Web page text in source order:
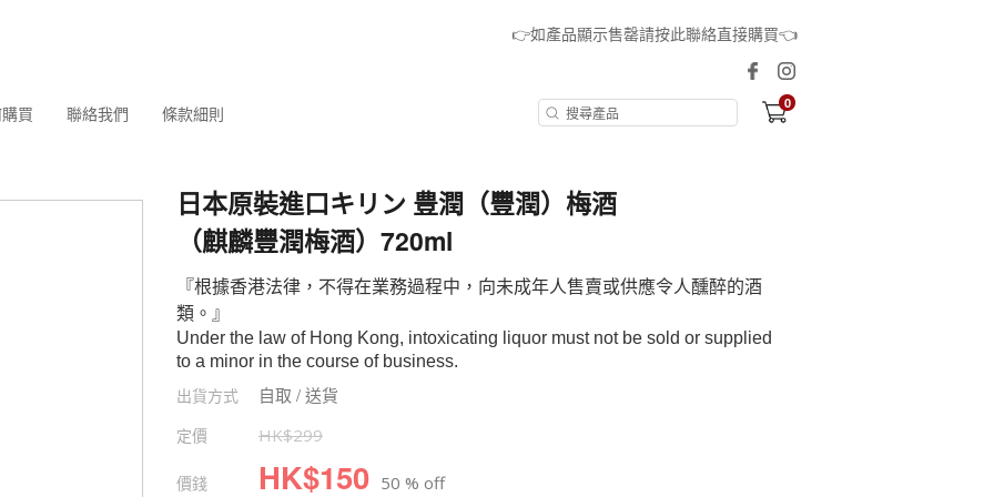
👉如產品顯示售罄請按此聯絡直接購買👈
買 聯絡我們 條款細則 0
日本原裝進口キリン 豊潤（豐潤）梅酒
（麒麟豐潤梅酒）720ml
『根據香港法律，不得在業務過程中，向未成年人售賣或供應令人醺醉的酒
類。』
Under the law of Hong Kong, intoxicating liquor must not be sold or supplied
to a minor in the course of business.
出貨方式 自取 / 送貨
定價 HK$299
價錢 HK$150 50 % off